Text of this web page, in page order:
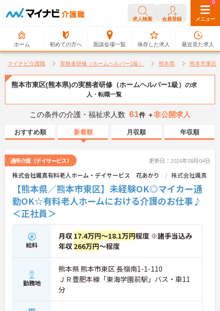
求人検索 会員登録 メニュー
ホーム 初めての方へ 面談会場一覧
0
保存した求人
0
最近見た求人
マイナビ介護職 実務者研修（ホームヘルパー1級） 熊本県 熊本市東区
熊本市東区(熊本県)の実務者研修（ホームヘルパー1級） の求
人・転職一覧
この条件の介護・福祉求人数 61件 ＋非公開求人
おすすめ順 新着順 月収順 年収順
通所介護（デイサービス） 更新日：2026年08月04日
株式会社颯真有料老人ホーム・デイサービス 花あかり 株式会社颯真
【熊本県／熊本市東区】未経験OK◎マイカー通
勤OK☆有料老人ホームにおける介護のお仕事♪
＜正社員＞
給料
月収 17.4万円～18.1万円程度 ※諸手当込み
年収 266万円～程度
勤務地
熊本県 熊本市東区 長嶺南1-1-110
ＪＲ豊肥本線「東海学園前駅」バス・車11
分